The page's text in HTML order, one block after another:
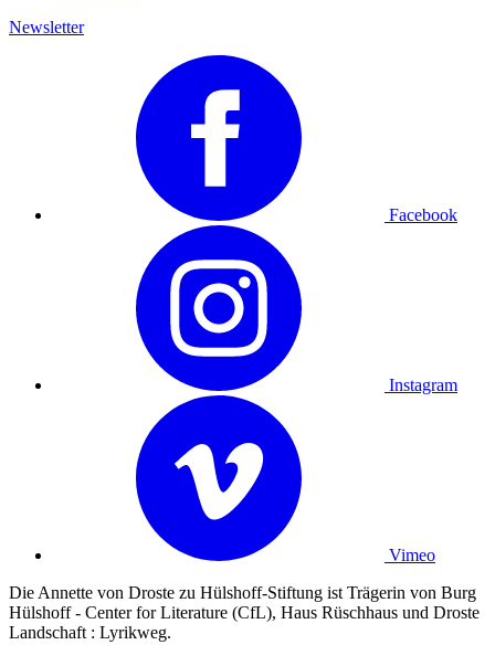
Newsletter
Facebook
Instagram
Vimeo
Die Annette von Droste zu Hülshoff-Stiftung ist Trägerin von Burg
Hülshoff - Center for Literature (CfL), Haus Rüschhaus und Droste
Landschaft : Lyrikweg.